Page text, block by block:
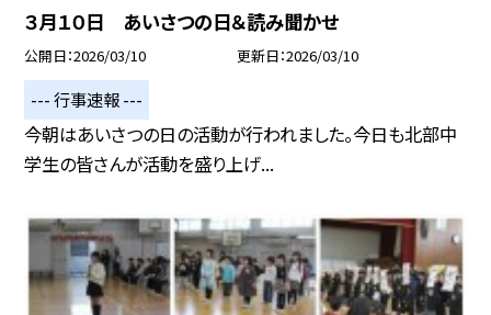
３月１０日 あいさつの日＆読み聞かせ
公開日 2026/03/10 更新日 2026/03/10
--- 行事速報 ---
今朝はあいさつの日の活動が行われました。今日も北部中
学生の皆さんが活動を盛り上げ...